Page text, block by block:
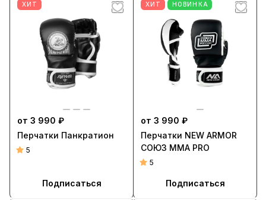
ХИТ
от 3 990 ₽
Перчатки Панкратион
5
Подписаться
ХИТ НОВИНКА
от 3 990 ₽
Перчатки NEW ARMOR
СОЮЗ ММА PRO
5
Подписаться